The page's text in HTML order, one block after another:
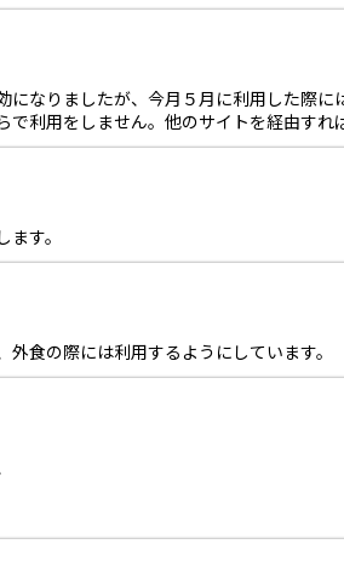
になりましたが、今月５月に利用した際
利用をしません。他のサイトを経由すれ
ます。
食の際には利用するようにしています。